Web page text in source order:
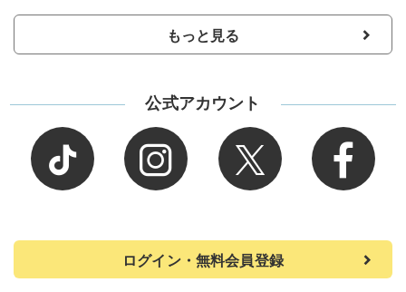
もっと見る
公式アカウント
ログイン・無料会員登録